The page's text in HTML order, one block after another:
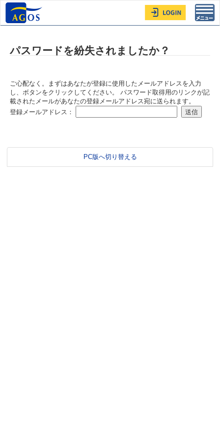
パスワードを紛失されましたか？
ご心配なく。まずはあなたが登録に使用したメールアドレスを入力
し、ボタンをクリックしてください。 パスワード取得用のリンクが記
載されたメールがあなたの登録メールアドレス宛に送られます。
登録メールアドレス：
PC版へ切り替える